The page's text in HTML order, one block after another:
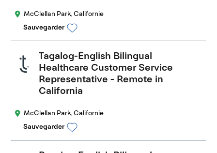
McClellan Park, Californie
Sauvegarder
Tagalog-English Bilingual
Healthcare Customer Service
Representative - Remote in
California
McClellan Park, Californie
Sauvegarder